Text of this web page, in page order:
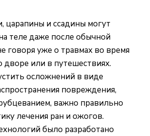
царапины и ссадины могут
теле даже после обычной
говоря уже о травмах во время
дворе или в путешествиях.
осложнений в виде
повреждения,
важно правильно
лечения ран и ожогов.
было разработано